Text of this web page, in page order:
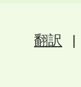
翻訳